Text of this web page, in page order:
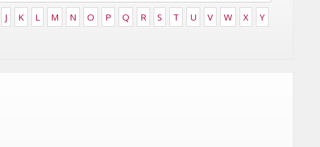
J K L M N O P Q R S T U V W X
Y